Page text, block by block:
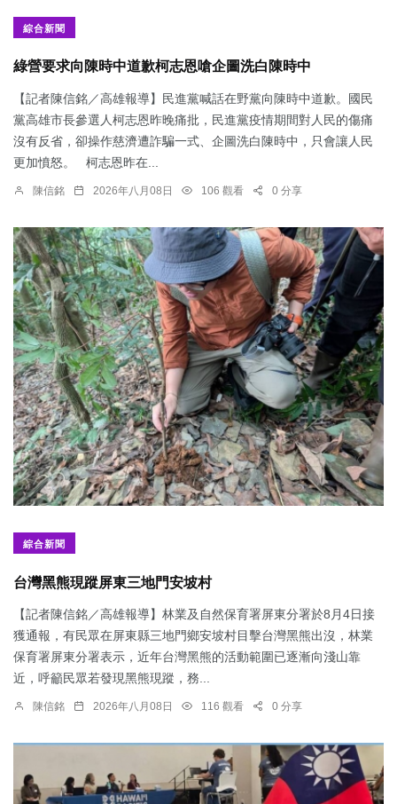
綜合新聞
綠營要求向陳時中道歉柯志恩嗆企圖洗白陳時中
【記者陳信銘／高雄報導】民進黨喊話在野黨向陳時中道歉。國民
黨高雄市長參選人柯志恩昨晚痛批，民進黨疫情期間對人民的傷痛
沒有反省，卻操作慈濟遭詐騙一式、企圖洗白陳時中，只會讓人民
更加憤怒。 柯志恩昨在...
陳信銘 2026年八月08日 106 觀看 0 分享
綜合新聞
台灣黑熊現蹤屏東三地門安坡村
【記者陳信銘／高雄報導】林業及自然保育署屏東分署於8月4日接
獲通報，有民眾在屏東縣三地門鄉安坡村目擊台灣黑熊出沒，林業
保育署屏東分署表示，近年台灣黑熊的活動範圍已逐漸向淺山靠
近，呼籲民眾若發現黑熊現蹤，務...
陳信銘 2026年八月08日 116 觀看 0 分享